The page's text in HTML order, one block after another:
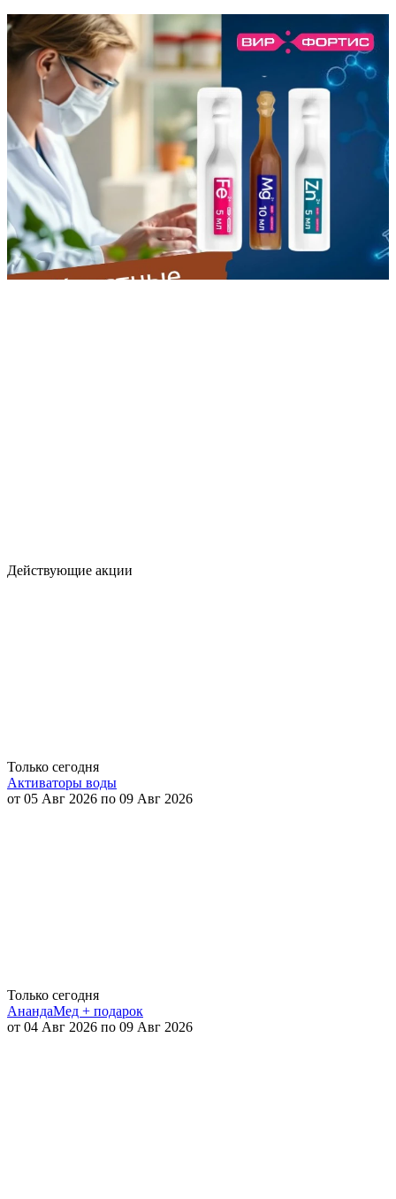
Действующие акции
Только сегодня
Активаторы воды
от 05 Авг 2026 по 09 Авг 2026
Только сегодня
АнандаМед + подарок
от 04 Авг 2026 по 09 Авг 2026